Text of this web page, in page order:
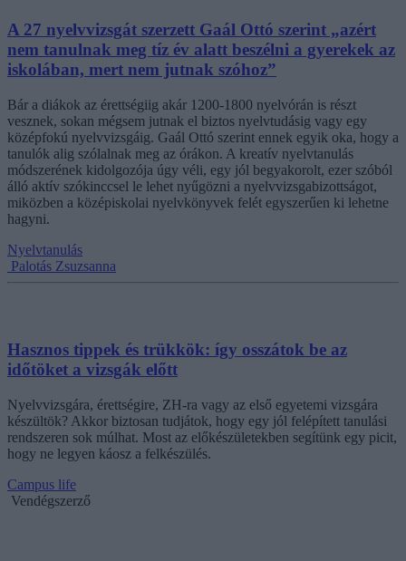
A 27 nyelvvizsgát szerzett Gaál Ottó szerint „azért
nem tanulnak meg tíz év alatt beszélni a gyerekek az
iskolában, mert nem jutnak szóhoz”
Bár a diákok az érettségiig akár 1200-1800 nyelvórán is részt
vesznek, sokan mégsem jutnak el biztos nyelvtudásig vagy egy
középfokú nyelvvizsgáig. Gaál Ottó szerint ennek egyik oka, hogy a
tanulók alig szólalnak meg az órákon. A kreatív nyelvtanulás
módszerének kidolgozója úgy véli, egy jól begyakorolt, ezer szóból
álló aktív szókinccsel le lehet nyűgözni a nyelvvizsgabizottságot,
miközben a középiskolai nyelvkönyvek felét egyszerűen ki lehetne
hagyni.
Nyelvtanulás
Palotás Zsuzsanna
Hasznos tippek és trükkök: így osszátok be az
időtöket a vizsgák előtt
Nyelvvizsgára, érettségire, ZH-ra vagy az első egyetemi vizsgára
készültök? Akkor biztosan tudjátok, hogy egy jól felépített tanulási
rendszeren sok múlhat. Most az előkészületekben segítünk egy picit,
hogy ne legyen káosz a felkészülés.
Campus life
Vendégszerző